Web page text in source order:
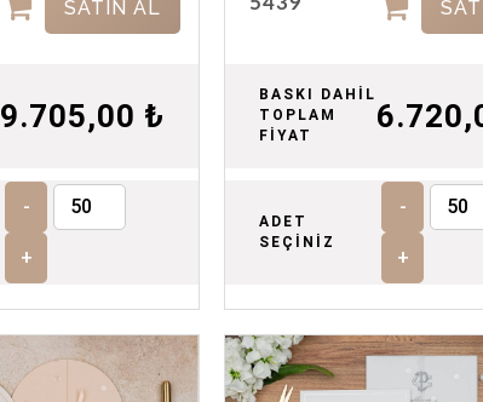
SATIN AL
9.705,00 ₺
-
+
BASKI DAHİL
TOPLAM
FİYAT
ADET
SEÇİNİZ
-
+